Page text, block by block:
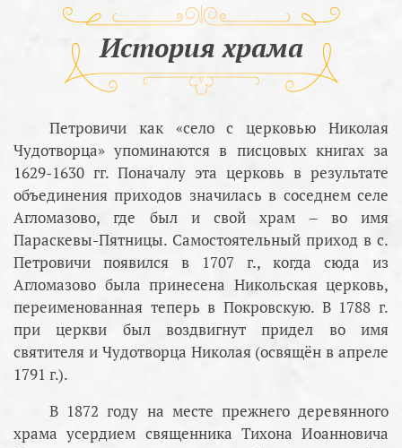
История храма
Петровичи как «село с церковью Николая
Чудотворца» упоминаются в писцовых книгах за
1629-1630 гг. Поначалу эта церковь в результате
объединения приходов значилась в соседнем селе
Агломазово, где был и свой храм – во имя
Параскевы-Пятницы. Самостоятельный приход в с.
Петровичи появился в 1707 г., когда сюда из
Агломазово была принесена Никольская церковь,
переименованная теперь в Покровскую. В 1788 г.
при церкви был воздвигнут придел во имя
святителя и Чудотворца Николая (освящён в апреле
1791 г.).
В 1872 году на месте прежнего деревянного
храма усердием священника Тихона Иоанновича